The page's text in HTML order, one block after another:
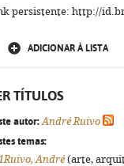
persistente: http://
ADICIONAR À LISTA
TÍTULOS
autor: André Ruivo
temas:
André(arte,